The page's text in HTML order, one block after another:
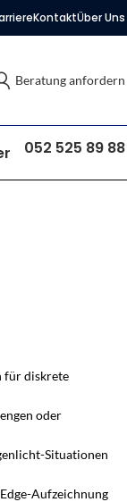
KontaktÜber Uns
Beratung anfordern
052 525 89 88
für diskrete
oder
Situationen
Aufzeichnung